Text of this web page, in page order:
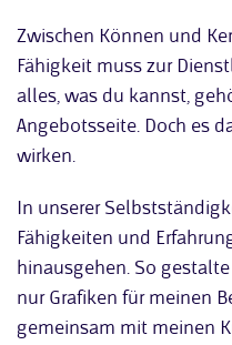
Zwischen Können und
Fähigkeit muss zur
alles, was du kannst,
Angebotsseite. Doch es
wirken.
In unserer
Fähigkeiten und
hinausgehen. So
nur Grafiken für meinen
gemeinsam mit meinen